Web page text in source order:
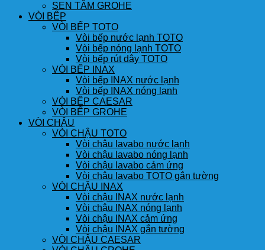
SEN TẮM GROHE
VÒI BẾP
VÒI BẾP TOTO
Vòi bếp nước lạnh TOTO
Vòi bếp nóng lạnh TOTO
Vòi bếp rút dây TOTO
VÒI BẾP INAX
Vòi bếp INAX nước lạnh
Vòi bếp INAX nóng lạnh
VÒI BẾP CAESAR
VÒI BẾP GROHE
VÒI CHẬU
VÒI CHẬU TOTO
Vòi chậu lavabo nước lạnh
Vòi chậu lavabo nóng lạnh
Vòi chậu lavabo cảm ứng
Vòi chậu lavabo TOTO gắn tường
VÒI CHẬU INAX
Vòi chậu INAX nước lạnh
Vòi chậu INAX nóng lạnh
Vòi chậu INAX cảm ứng
Vòi chậu INAX gắn tường
VÒI CHẬU CAESAR